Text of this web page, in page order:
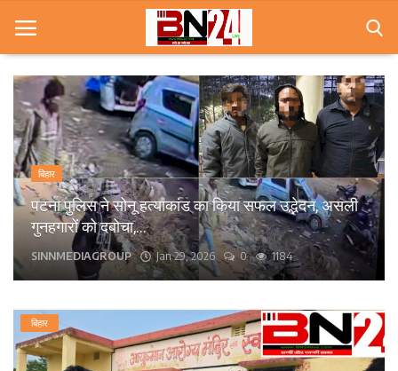
Home
खबरे
खेल
करियर
स्त्री
राज्य
कृषि
बिहार
पटना के कंकड़बाग केंद्रीय विद्यालय के पास बीच सड़क पर
गिरा पेड़, आवागमन बाधित।
bn24live Sep 13, 2025 0 1571
बिहार